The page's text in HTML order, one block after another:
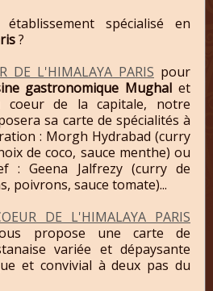
spécialisé en
?
DE L'HIMALAYA PARIS pour
gastronomique Mughal et
coeur de la capitale, notre
sa carte de spécialités à
: Morgh Hydrabad (curry
de coco, sauce menthe) ou
: Geena Jalfrezy (curry de
poivrons, sauce tomate)...
DE L'HIMALAYA PARIS
propose une carte de
variée et dépaysante
et convivial à deux pas du